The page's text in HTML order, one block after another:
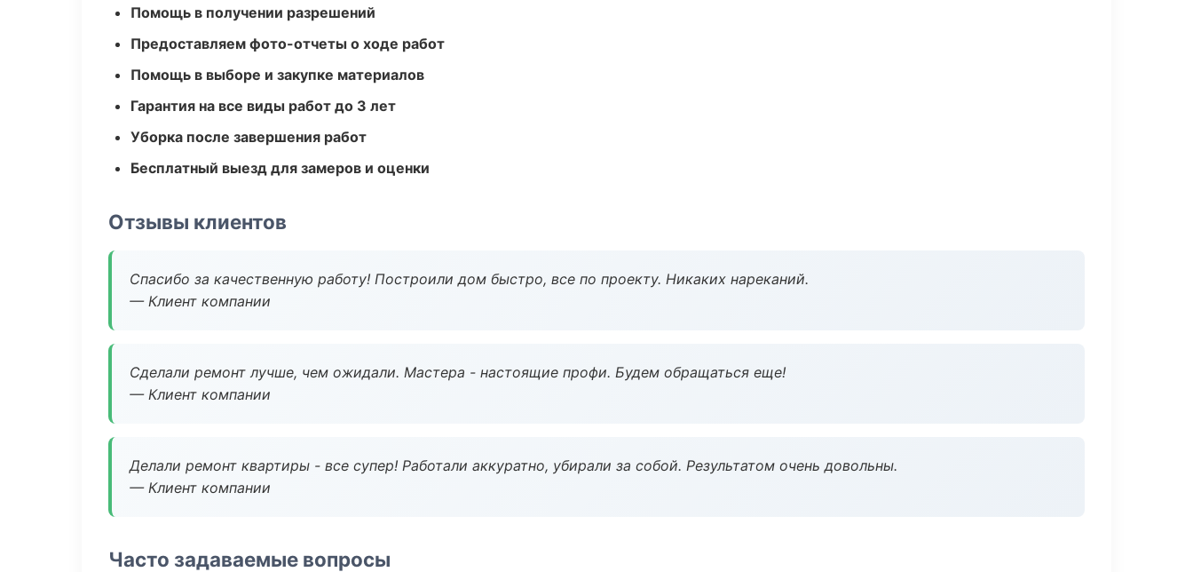
Помощь в получении разрешений
Предоставляем фото-отчеты о ходе работ
Помощь в выборе и закупке материалов
Гарантия на все виды работ до 3 лет
Уборка после завершения работ
Бесплатный выезд для замеров и оценки
Отзывы клиентов
Спасибо за качественную работу! Построили дом быстро, все по проекту. Никаких нареканий.
— Клиент компании
Сделали ремонт лучше, чем ожидали. Мастера - настоящие профи. Будем обращаться еще!
— Клиент компании
Делали ремонт квартиры - все супер! Работали аккуратно, убирали за собой. Результатом очень довольны.
— Клиент компании
Часто задаваемые вопросы